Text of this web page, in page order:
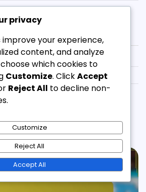
3-3-1-3
privacy
improve your experience,
content, and analyze
which cookies to
Customize. ClickAccept
Reject All to decline non-
Customize
Reject All
Accept All